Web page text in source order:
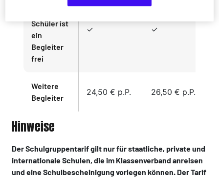
Schüler ist
ein
Begleiter
frei
✓ ✓
Weitere
Begleiter
24,50 € p.P. 26,50 € p.P.
Hinweise
Der Schulgruppentarif gilt nur für staatliche, private und
internationale Schulen, die im Klassenverband anreisen
und eine Schulbescheinigung vorlegen können. Der Tarif